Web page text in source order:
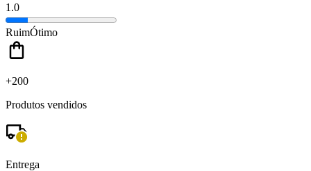
1.0
RuimÓtimo
+200
Produtos vendidos
Entrega